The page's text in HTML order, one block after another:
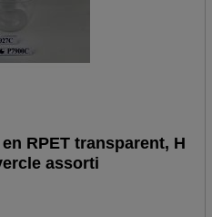
RPET transparent, H
assorti